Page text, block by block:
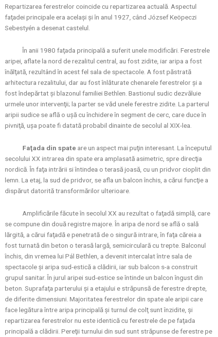
Repartizarea ferestrelor coincide cu repartizarea actuală. Aspectul
faţadei principale era acelaşi şi în anul 1927, când József Keöpeczi
Sebestyén a desenat castelul.
În anii 1980 faţada principală a suferit unele modificări. Ferestrele
aripei, aflate la nord de rezalitul central, au fost zidite, iar aripa a fost
înălţată, rezultând în acest fel sala de spectacole. A fost păstrată
arhitectura rezalitului, dar au fost înlăturate chenarele ferestrelor şi a
fost îndepărtat şi blazonul familiei Bethlen. Bastionul sudic dezvăluie
urmele unor intervenţii; la parter se văd unele ferestre zidite. La parterul
aripii sudice se află o uşă cu închidere în segment de cerc, care duce în
pivniţă, uşa poate fi datată probabil dinainte de secolul al XIX-lea.
Faţada din spate are un aspect mai puţin interesant. La începutul
secolului XX intrarea din spate era amplasată asimetric, spre direcţia
nordică. În faţa intrării si întindea o terasă joasă, cu un pridvor cioplit din
lemn. La etaj, la sud de pridvor, se afla un balcon închis, a cărui funcţie a
dispărut datorită transformărilor ulterioare.
Amplificările făcute în secolul XX au rezultat o faţadă simplă, care
se compune din două registre majore. În aripa de nord se află o sală
lărgită, a cărui faţadă e penetrată de o singură intrare, în faţa căreia a
fost turnată din beton o terasă largă, semicirculară cu trepte. Balconul
închis, din vremea lui Pál Bethlen, a devenit intercalat între sala de
spectacole şi aripa sud-estică a clădirii, iar sub balcon s-a construit
grupul sanitar. În jurul aripei sud-estice se întinde un balcon îngust din
beton. Suprafaţa parterului şi a etajului e străpunsă de ferestre drepte,
de diferite dimensiuni. Majoritatea ferestrelor din spate ale aripii care
face legătura între aripa principală şi turnul de colţ sunt înzidite, şi
repartizarea ferestrelor nu este identică cu ferestrele de pe faţada
principală a clădirii. Pereţii turnului din sud sunt străpunse de ferestre pe